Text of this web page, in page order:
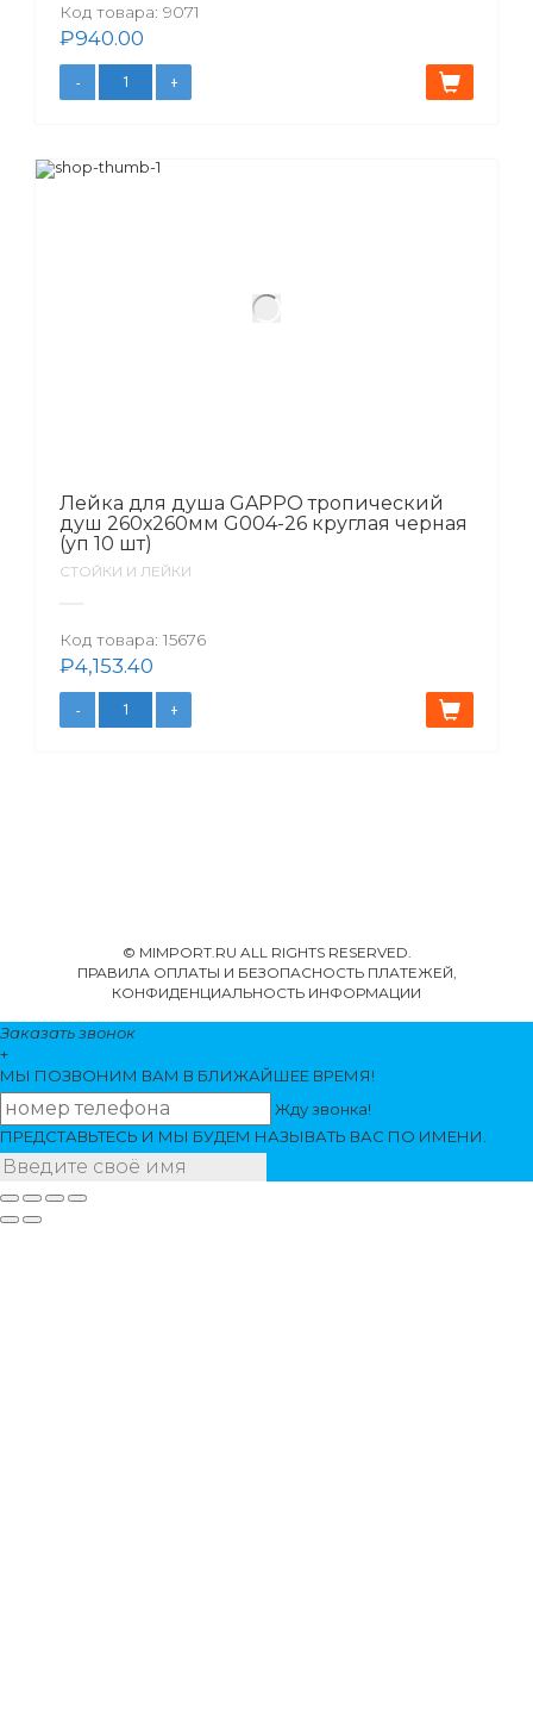
Код товара: 9071
₽940.00
Лейка для душа GAPPO тропический
душ 260х260мм G004-26 круглая черная
(уп 10 шт)
СТОЙКИ И ЛЕЙКИ
Код товара: 15676
₽4,153.40
© MIMPORT.RU ALL RIGHTS RESERVED.
ПРАВИЛА ОПЛАТЫ И БЕЗОПАСНОСТЬ ПЛАТЕЖЕЙ,
КОНФИДЕНЦИАЛЬНОСТЬ ИНФОРМАЦИИ
Заказать звонок
+
МЫ ПОЗВОНИМ ВАМ В БЛИЖАЙШЕЕ ВРЕМЯ!
Жду звонка!
ПРЕДСТАВЬТЕСЬ И МЫ БУДЕМ НАЗЫВАТЬ ВАС ПО ИМЕНИ.